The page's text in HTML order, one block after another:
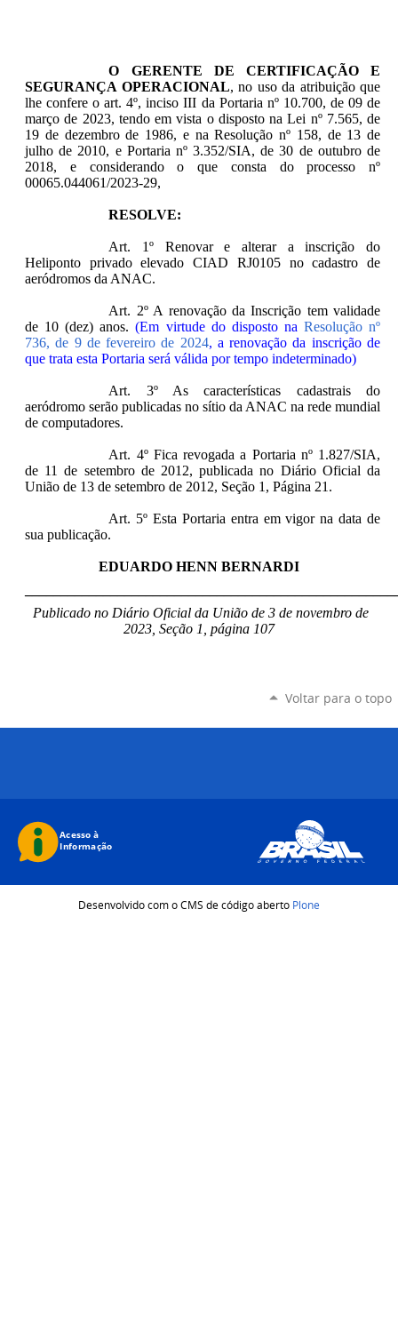
O GERENTE DE CERTIFICAÇÃO E
SEGURANÇA OPERACIONAL, no uso da atribuição que
lhe confere o art. 4º, inciso III da Portaria nº 10.700, de 09 de
março de 2023, tendo em vista o disposto na Lei nº 7.565, de
19 de dezembro de 1986, e na Resolução nº 158, de 13 de
julho de 2010, e Portaria nº 3.352/SIA, de 30 de outubro de
2018, e considerando o que consta do processo nº
00065.044061/2023-29,
RESOLVE:
Art. 1º Renovar e alterar a inscrição do
Heliponto privado elevado CIAD RJ0105 no cadastro de
aeródromos da ANAC.
Art. 2º A renovação da Inscrição tem validade
de 10 (dez) anos.(Em virtude do disposto na Resolução nº
736, de 9 de fevereiro de 2024, a renovação da inscrição de
que trata esta Portaria será válida por tempo indeterminado)
Art. 3º As características cadastrais do
aeródromo serão publicadas no sítio da ANAC na rede mundial
de computadores.
Art. 4º Fica revogada a Portaria nº 1.827/SIA,
de 11 de setembro de 2012, publicada no Diário Oficial da
União de 13 de setembro de 2012, Seção 1, Página 21.
Art. 5º Esta Portaria entra em vigor na data de
sua publicação.
EDUARDO HENN BERNARDI
Publicado no Diário Oficial da União de 3 de novembro de
2023, Seção 1, página 107
Voltar para o topo
Desenvolvido com o CMS de código aberto Plone